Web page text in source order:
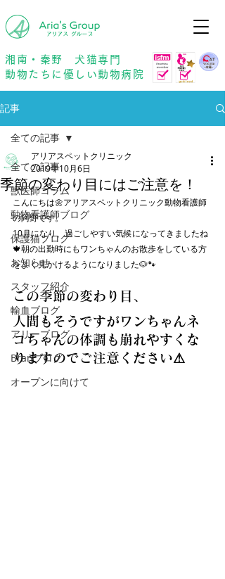
湘南・秦野 犬猫専門
動物たちに優しい動物病院
記事
全ての記事
獣医師コラム
動物看護師ブログ
保護猫ブログ
お知らせ
スタッフ紹介
輸血ブログ
アリーブログ
Branブログ
オープンに向けて
全ての記事
季節の変わり目にはご注意を！
アリアスペットクリニック
2019年10月6日
こんにちは🌼アリアスペットクリニック動物看護師
の阿野です。
10月になり、過ごしやすい気候になってきましたね
🍁朝の出勤時にもワンちゃんのお散歩をしている方
をよく見かけるようになりました🐶🐾
この季節の変わり目、
人間もそうですがワンちゃんネ
コちゃんの体調も崩れやすくな
りますのでご注意ください⚠